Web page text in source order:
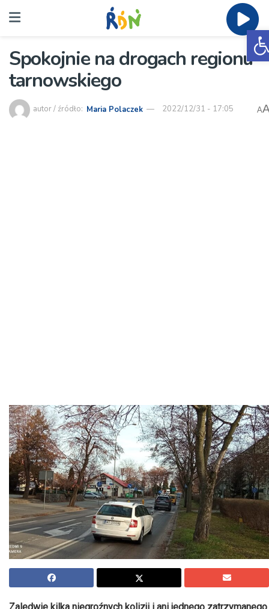
Spokojnie na drogach regionu
tarnowskiego
autor / źródło: Maria Polaczek 2022/12/31 - 17:05 A
Zaledwie kilka niegroźnych kolizji i ani jednego zatrzymanego